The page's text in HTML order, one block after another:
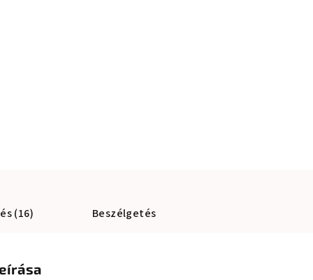
(16) Beszélgetés